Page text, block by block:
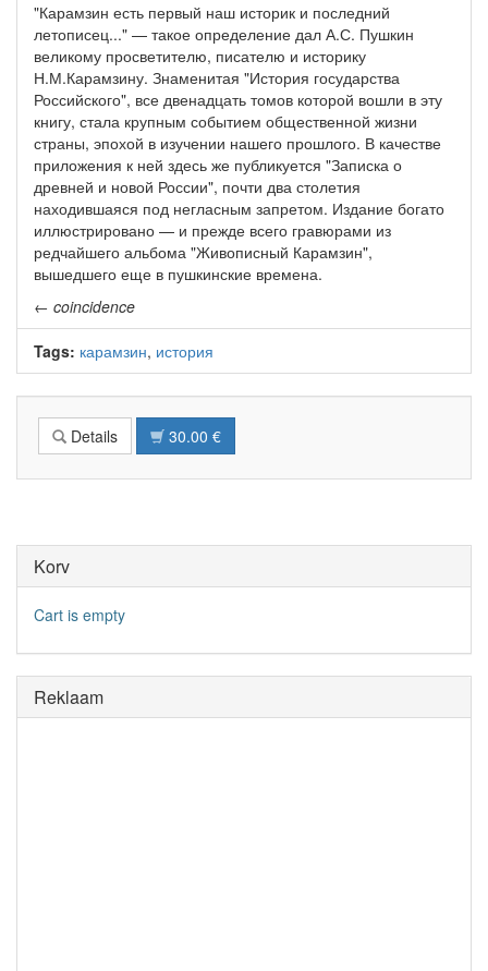
"Карамзин есть первый наш историк и последний
летописец..." — такое определение дал А.С. Пушкин
великому просветителю, писателю и историку
Н.М.Карамзину. Знаменитая "История государства
Российского", все двенадцать томов которой вошли в эту
книгу, стала крупным событием общественной жизни
страны, эпохой в изучении нашего прошлого. В качестве
приложения к ней здесь же публикуется "Записка о
древней и новой России", почти два столетия
находившаяся под негласным запретом. Издание богато
иллюстрировано — и прежде всего гравюрами из
редчайшего альбома "Живописный Карамзин",
вышедшего еще в пушкинские времена.
← coincidence
Tags: карамзин, история
Details 30.00 €
Korv
Cart is empty
Reklaam